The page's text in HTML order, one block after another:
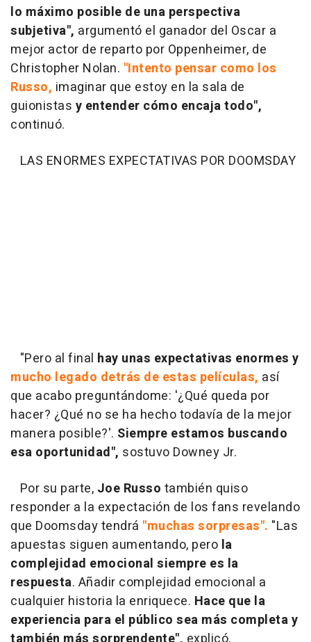
lo máximo posible de una perspectiva
subjetiva", argumentó el ganador del Oscar a
mejor actor de reparto por Oppenheimer, de
Christopher Nolan. "Intento pensar como los
Russo, imaginar que estoy en la sala de
guionistas y entender cómo encaja todo",
continuó.
LAS ENORMES EXPECTATIVAS POR DOOMSDAY
"Pero al final hay unas expectativas enormes y
mucho legado detrás de estas películas, así
que acabo preguntándome: '¿Qué queda por
hacer? ¿Qué no se ha hecho todavía de la mejor
manera posible?'. Siempre estamos buscando
esa oportunidad", sostuvo Downey Jr.
Por su parte, Joe Russo también quiso
responder a la expectación de los fans revelando
que Doomsday tendrá "muchas sorpresas". "Las
apuestas siguen aumentando, pero la
complejidad emocional siempre es la
respuesta. Añadir complejidad emocional a
cualquier historia la enriquece. Hace que la
experiencia para el público sea más completa y